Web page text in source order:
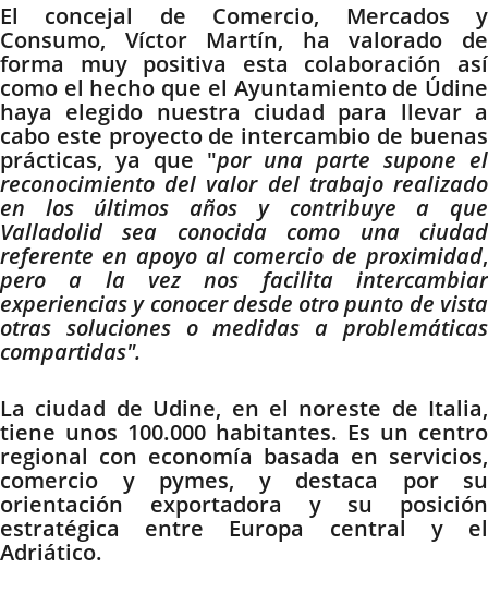
El concejal de Comercio, Mercados y
Consumo, Víctor Martín, ha valorado de
forma muy positiva esta colaboración así
como el hecho que el Ayuntamiento de Údine
haya elegido nuestra ciudad para llevar a
cabo este proyecto de intercambio de buenas
prácticas, ya que "por una parte supone el
reconocimiento del valor del trabajo realizado
en los últimos años y contribuye a que
Valladolid sea conocida como una ciudad
referente en apoyo al comercio de proximidad,
pero a la vez nos facilita intercambiar
experiencias y conocer desde otro punto de vista
otras soluciones o medidas a problemáticas
compartidas".
La ciudad de Udine, en el noreste de Italia,
tiene unos 100.000 habitantes. Es un centro
regional con economía basada en servicios,
comercio y pymes, y destaca por su
orientación exportadora y su posición
estratégica entre Europa central y el
Adriático.